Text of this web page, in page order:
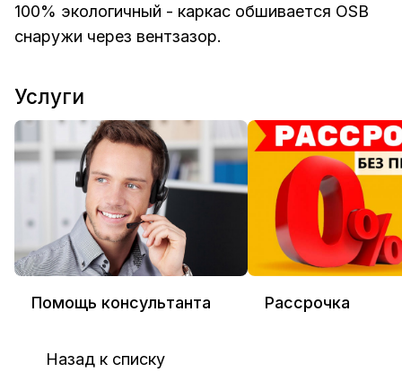
100% экологичный - каркас обшивается OSB
снаружи через вентзазор.
Услуги
Помощь консультанта Рассрочка
Назад к списку